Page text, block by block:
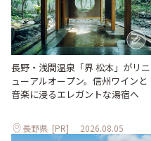
長野・浅間温泉「界 松本」がリニ
ューアルオープン。信州ワインと
音楽に浸るエレガントな湯宿へ
長野県 [PR] 2026.08.05